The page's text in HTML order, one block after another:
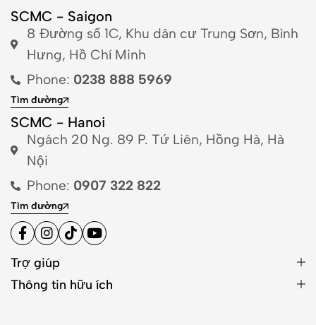
SCMC - Saigon
8 Đường số 1C, Khu dân cư Trung Sơn, Bình
Hưng, Hồ Chí Minh
Phone: 0238 888 5969
Tìm đường
SCMC - Hanoi
Ngách 20 Ng. 89 P. Tứ Liên, Hồng Hà, Hà
Nội
Phone: 0907 322 822
Tìm đường
Trợ giúp
Thông tin hữu ích